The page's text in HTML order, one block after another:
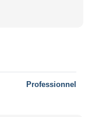
Professionnel